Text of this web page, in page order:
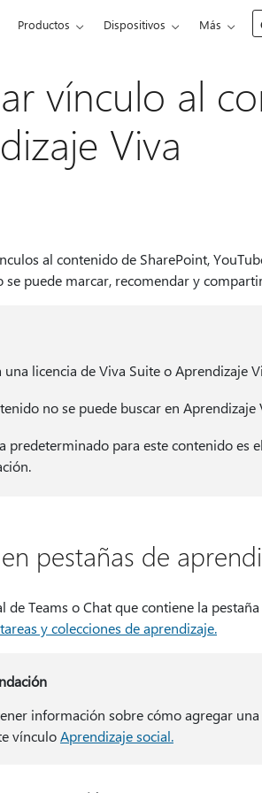
Productos Dispositivos Más
vínculo al
Viva
al contenido de SharePoint,
se puede marcar, recomendar y
una licencia de Viva Suite o Aprendizaje
no se puede buscar en Aprendizaje
predeterminado para este contenido es
pestañas de
de Teams o Chat que contiene la
y colecciones de aprendizaje.
información sobre cómo agregar
vínculoAprendizaje social.